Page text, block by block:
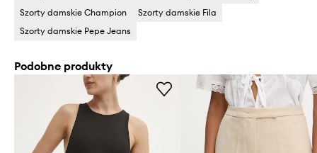
Szorty damskie Champion
Szorty damskie Fila
Szorty damskie Pepe Jeans
Podobne produkty